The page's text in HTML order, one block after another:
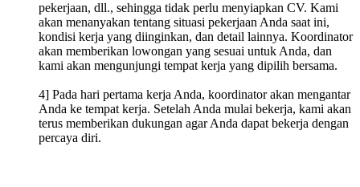
pekerjaan, dll., sehingga tidak perlu menyiapkan CV. Kami
akan menanyakan tentang situasi pekerjaan Anda saat ini,
kondisi kerja yang diinginkan, dan detail lainnya. Koordinator
akan memberikan lowongan yang sesuai untuk Anda, dan
kami akan mengunjungi tempat kerja yang dipilih bersama.
4] Pada hari pertama kerja Anda, koordinator akan mengantar
Anda ke tempat kerja. Setelah Anda mulai bekerja, kami akan
terus memberikan dukungan agar Anda dapat bekerja dengan
percaya diri.